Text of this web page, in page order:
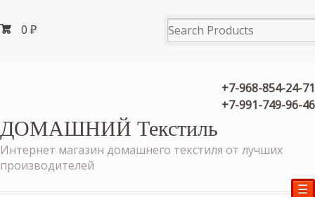
0 ₽
+7-968-854-24-71
+7-991-749-96-46
ДОМАШНИЙ Текстиль
Интернет магазин домашнего текстиля от лучших
производителей
☰